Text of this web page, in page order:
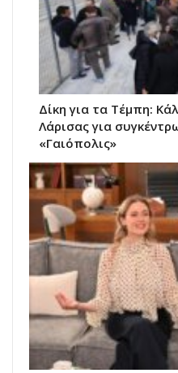
Δίκη για τα Τέμπη:
Λάρισας για
«Γαιόπολις»